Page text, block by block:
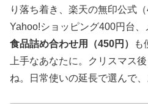
り落ち着き、楽天の無印公式
Yahoo!ショッピング400円台
食品詰め合わせ用（450円）
も
上手なあなたに。クリスマス
ね。日常使いの延長で選んで、